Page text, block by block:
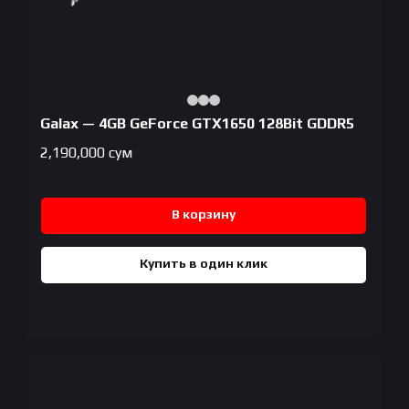
Galax — 4GB GeForce GTX1650 128Bit GDDR5
2,190,000 сум
В корзину
Купить в один клик